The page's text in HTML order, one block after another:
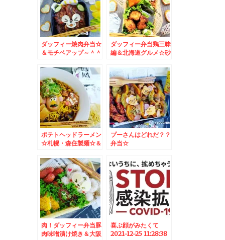
ダッフィー焼肉弁当☆
＆モチベアップ～＾＾
ダッフィー弁当鶏三昧
編＆北海道グルメ☆砂
プキンパイ☆
ポテトヘッドラーメン
☆札幌・森住製麺☆＆
ン
プーさんはどれだ？？
弁当☆
肉！ダッフィー弁当豚
肉味噌漬け焼き＆大阪
喜ぶ顔がみたくて
2021-12-25 11:28:38